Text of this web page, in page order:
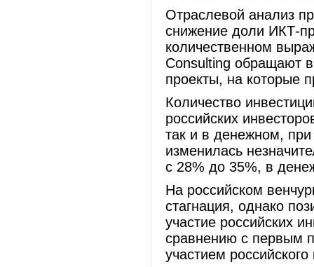
Отраслевой анализ
снижение доли ИКТ-
количественном
Consulting обращают
проекты, на которые
Количество
российских
так и в денежном,
изменилась
с 28% до 35%, в
На российском
стагнация, однако
участие российских
сравнению с первым
участием